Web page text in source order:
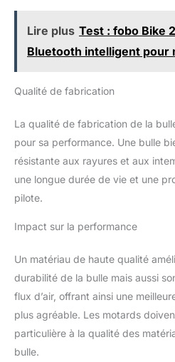
Lire plus Test : fobo Bike
Bluetooth intelligent pour
Qualité de fabrication
La qualité de fabrication de la
pour sa performance. Une bulle
résistante aux rayures et aux
une longue durée de vie et une
pilote.
Impact sur la performance
Un matériau de haute qualité
durabilité de la bulle mais aussi
flux d’air, offrant ainsi une
plus agréable. Les motards
particulière à la qualité des
bulle.